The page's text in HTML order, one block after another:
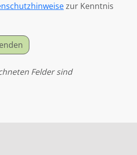
zur Kenntnis
Felder sind